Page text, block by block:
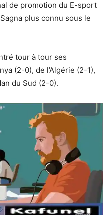
de promotion du E-sport
plus connu sous le
tour à tour ses
(2-0), de l’Algérie (2-1),
du Sud (2-0).